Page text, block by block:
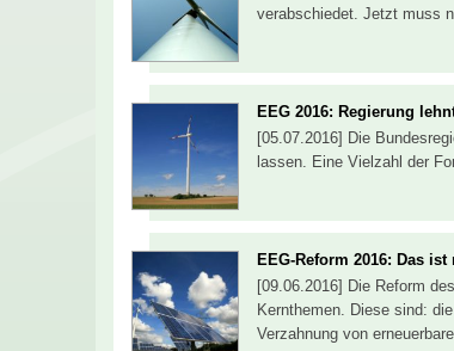
verabschiedet. Jetzt muss
EEG 2016: Regierung
[05.07.2016] Die
lassen. Eine Vielzahl der
EEG-Reform 2016: Das ist
[09.06.2016] Die Reform
Kernthemen. Diese sind:
Verzahnung von